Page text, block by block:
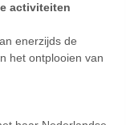
activiteiten
enerzijds de
het ontplooien van